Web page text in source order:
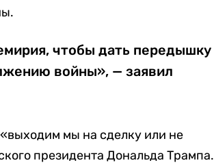
чтобы дать передышку
войны», — заявил
мы на сделку или не
президента Дональда Трампа.